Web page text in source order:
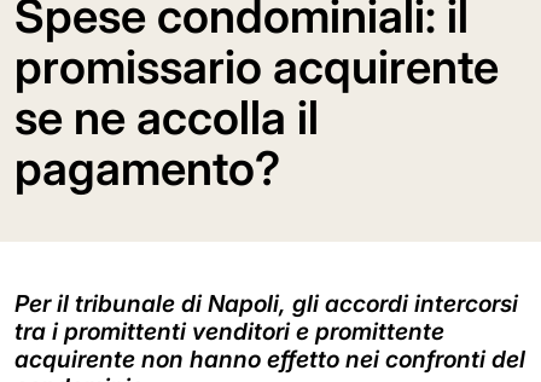
Spese condominiali: il
promissario acquirente
se ne accolla il
pagamento?
Per il tribunale di Napoli, gli accordi intercorsi
tra i promittenti venditori e promittente
acquirente non hanno effetto nei confronti del